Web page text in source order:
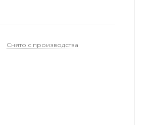
Снято с производства